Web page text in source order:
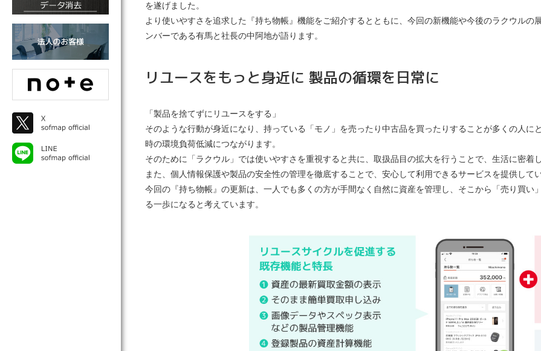
を遂げました。
より使いやすさを追求した『持ち物帳』機能をご紹介するとともに、今回の新機能や今後のラクウル
ンバーである有馬と社長の中阿地が語ります。
リユースをもっと身近に 製品の循環を日常に
「製品を捨てずにリユースをする」
そのような行動が身近になり、持っている「モノ」を売ったり中古品を買ったりすることが多くの人
時の環境負荷低減につながります。
そのために「ラクウル」では使いやすさを重視すると共に、取扱品目の拡大を行うことで、生活に密着
また、個人情報保護や製品の安全性の管理を徹底することで、安心して利用できるサービスを提供してい
今回の『持ち物帳』の更新は、一人でも多くの方が手間なく自然に資産を管理し、そこから「売り買
る一歩になると考えています。